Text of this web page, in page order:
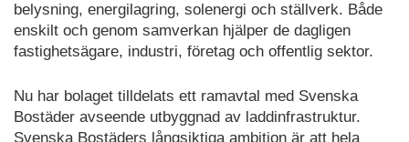
belysning, energilagring, solenergi och ställverk. Både
enskilt och genom samverkan hjälper de dagligen
fastighetsägare, industri, företag och offentlig sektor.
Nu har bolaget tilldelats ett ramavtal med Svenska
Bostäder avseende utbyggnad av laddinfrastruktur.
Svenska Bostäders långsiktiga ambition är att hela